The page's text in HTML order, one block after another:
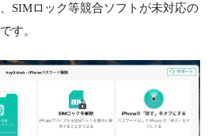
SIMロック等競合ソフトが未対応の
す。